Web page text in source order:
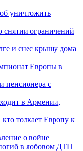
уничтожить
снятии ограничений
и снес крышу дома
Европы в
пенсионера с
в Армении,
толкает Европу к
о войне
в лобовом ДТП